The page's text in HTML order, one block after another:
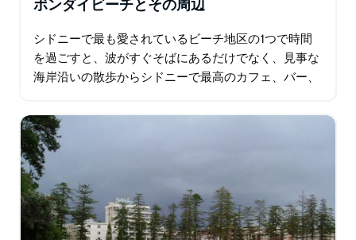
ボンダイビーチとその周辺
シドニーで最も愛されているビーチ地区の1つで時間
を過ごすと、波がすぐそばにあるだけでなく、見事な
海岸沿いの散歩からシドニーで最高のカフェ、バー、
できます…